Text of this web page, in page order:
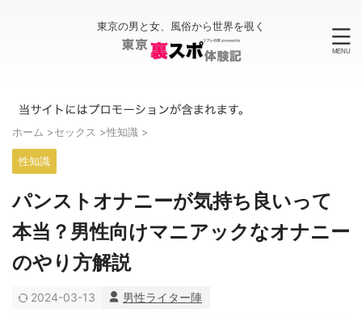
東京の男と女、風俗から世界を覗く
ホーム >セックス >性知識 >
性知識
パンストオナニーが気持ち良いって
本当？男性向けマニアックなオナニー
のやり方解説
2024-03-13 男性ライター陣